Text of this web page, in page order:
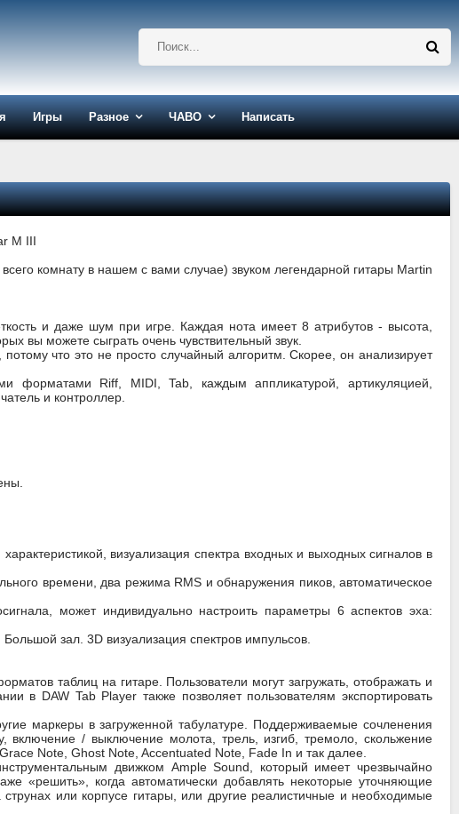
Игры Разное ЧАВО Написать
комнату в нашем с вами случае) звуком легендарной гитары Martin
и даже шум при игре. Каждая нота имеет 8 атрибутов - высота,
вы можете сыграть очень чувствительный звук.
что это не просто случайный алгоритм. Скорее, он анализирует
форматами Riff, MIDI, Tab, каждым аппликатурой, артикуляцией,
и контроллер.
визуализация спектра входных и выходных сигналов в
времени, два режима RMS и обнаружения пиков, автоматическое
может индивидуально настроить параметры 6 аспектов эха:
зал. 3D визуализация спектров импульсов.
таблиц на гитаре. Пользователи могут загружать, отображать и
в DAW Tab Player также позволяет пользователям экспортировать
маркеры в загруженной табулатуре. Поддерживаемые сочленения
включение / выключение молота, трель, изгиб, тремоло, скольжение
Note, Ghost Note, Accentuated Note, Fade In и так далее.
движком Ample Sound, который имеет чрезвычайно
«решить», когда автоматически добавлять некоторые уточняющие
или корпусе гитары, или другие реалистичные и необходимые